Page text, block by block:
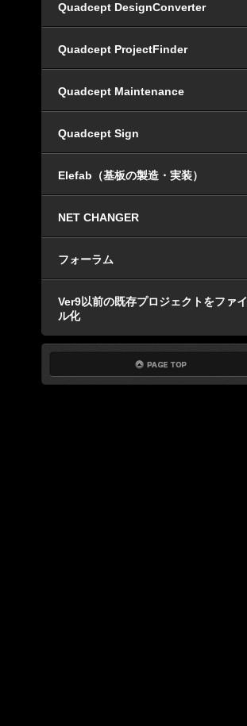
Quadcept DesignConverter
Quadcept ProjectFinder
Quadcept Maintenance
Quadcept Sign
Elefab（基板の製造・実装）
NET CHANGER
フォーラム
Ver9以前の既存プロジェクトをファイ
ル化